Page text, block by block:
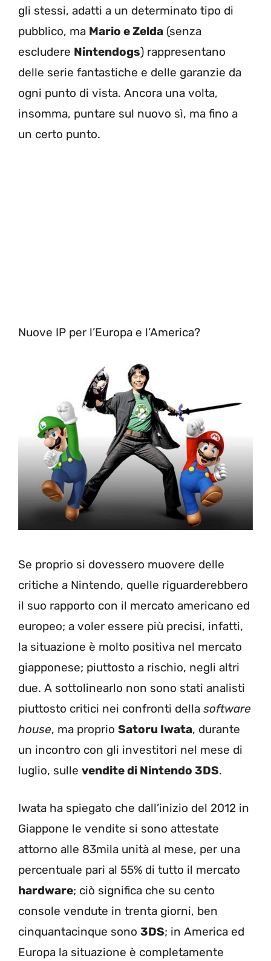
gli stessi, adatti a un determinato tipo di
pubblico, ma Mario e Zelda (senza
escludere Nintendogs) rappresentano
delle serie fantastiche e delle garanzie da
ogni punto di vista. Ancora una volta,
insomma, puntare sul nuovo sì, ma fino a
un certo punto.
Nuove IP per l’Europa e l’America?
Se proprio si dovessero muovere delle
critiche a Nintendo, quelle riguarderebbero
il suo rapporto con il mercato americano ed
europeo; a voler essere più precisi, infatti,
la situazione è molto positiva nel mercato
giapponese; piuttosto a rischio, negli altri
due. A sottolinearlo non sono stati analisti
piuttosto critici nei confronti della software
house, ma proprio Satoru Iwata, durante
un incontro con gli investitori nel mese di
luglio, sulle vendite di Nintendo 3DS.
Iwata ha spiegato che dall’inizio del 2012 in
Giappone le vendite si sono attestate
attorno alle 83mila unità al mese, per una
percentuale pari al 55% di tutto il mercato
hardware; ciò significa che su cento
console vendute in trenta giorni, ben
cinquantacinque sono 3DS; in America ed
Europa la situazione è completamente